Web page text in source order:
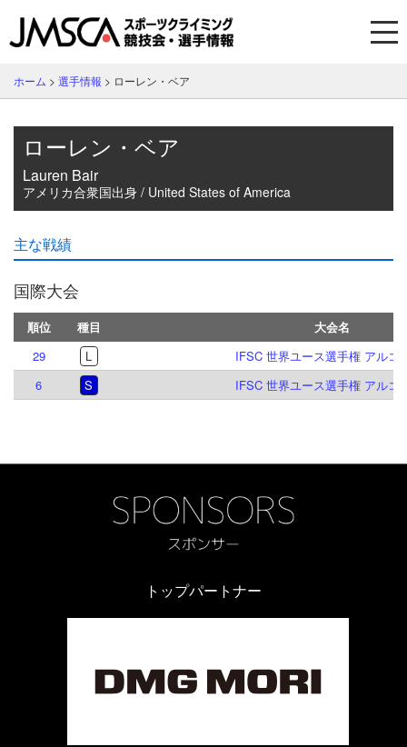
ホーム > 選手情報 > ローレン・ベア
ローレン・ベア
Lauren Bair
アメリカ合衆国出身 / United States of America
主な戦績
国際大会
順位 種目
大会名
29
L
IFSC 世界ユース選手権 アルコ
6
S IFSC 世界ユース選手権 アルコ
トップパートナー